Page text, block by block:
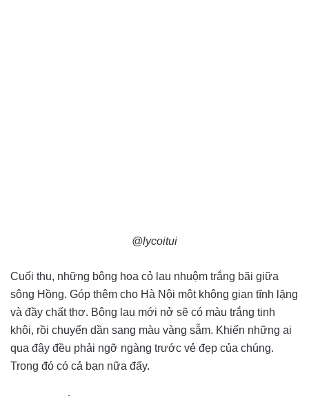
@lycoitui
Cuối thu, những bông hoa cỏ lau nhuộm trắng bãi giữa
sông Hồng. Góp thêm cho Hà Nội một không gian tĩnh lặng
và đầy chất thơ. Bông lau mới nở sẽ có màu trắng tinh
khôi, rồi chuyển dần sang màu vàng sẫm. Khiến những ai
qua đây đều phải ngỡ ngàng trước vẻ đẹp của chúng.
Trong đó có cả bạn nữa đấy.